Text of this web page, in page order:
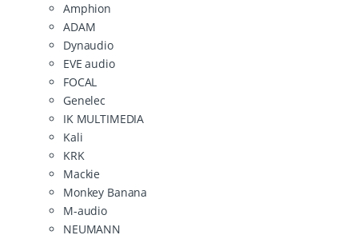
Amphion
ADAM
Dynaudio
EVE audio
FOCAL
Genelec
IK MULTIMEDIA
Kali
KRK
Mackie
Monkey Banana
M-audio
NEUMANN